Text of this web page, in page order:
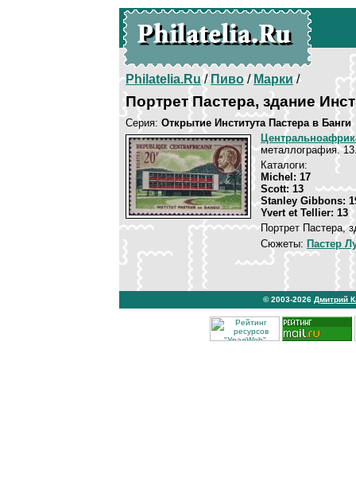
Philatelia.Ru/Пиво/Марки/
Портрет Пастера, здание
Серия: Открытие Института Пастера в Банги
металлография.
Каталоги:
Michel: 17
Scott: 13
Stanley Gibbons:
Yvert et Tellier: 13
Портрет Пастера,
Сюжеты: Пастер
© 2003-2026 Дмитрий